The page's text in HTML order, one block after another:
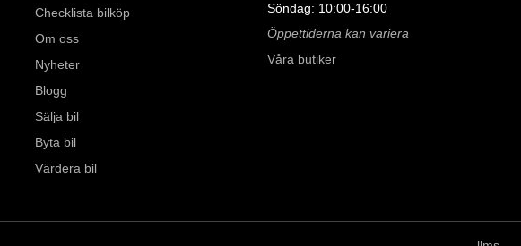
Lördag: 10:00 - 18:00
Söndag: 10:00 - 16:00
Välkomna!
Checklista bilköp
Om oss
Nyheter
Blogg
Sälja bil
Byta bil
Värdera bil
Söndag: 10:00-16:00
Öppettiderna kan variera
Våra butiker